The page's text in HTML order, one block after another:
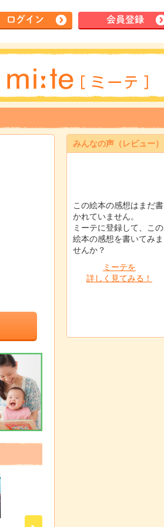
ログイン 会員登録
みんなの声（レビュー）
この絵本の感想はまだ書
かれていません。
ミーテに登録して、この
絵本の感想を書いてみま
せんか？
ミーテを
詳しく見てみる！